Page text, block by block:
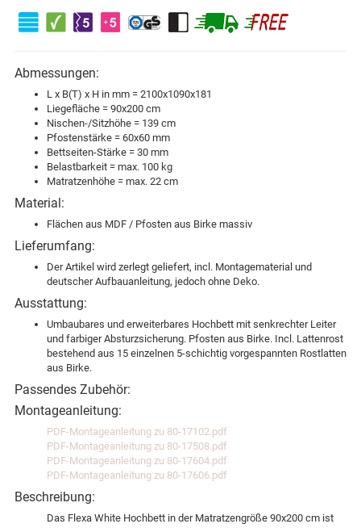
Abmessungen:
L x B(T) x H in mm = 2100x1090x181
Liegefläche = 90x200 cm
Nischen-/Sitzhöhe = 139 cm
Pfostenstärke = 60x60 mm
Bettseiten-Stärke = 30 mm
Belastbarkeit = max. 100 kg
Matratzenhöhe = max. 22 cm
Material:
Flächen aus MDF / Pfosten aus Birke massiv
Lieferumfang:
Der Artikel wird zerlegt geliefert, incl. Montagematerial und
deutscher Aufbauanleitung, jedoch ohne Deko.
Ausstattung:
Umbaubares und erweiterbares Hochbett mit senkrechter Leiter
und farbiger Absturzsicherung. Pfosten aus Birke. Incl. Lattenrost
bestehend aus 15 einzelnen 5-schichtig vorgespannten Rostlatten
aus Birke.
Passendes Zubehör:
Montageanleitung:
PDF-Montageanleitung zu 80-17102.pdf
PDF-Montageanleitung zu 80-17508.pdf
PDF-Montageanleitung zu 80-17604.pdf
PDF-Montageanleitung zu 80-17606.pdf
Beschreibung:
Das Flexa White Hochbett in der Matratzengröße 90x200 cm ist